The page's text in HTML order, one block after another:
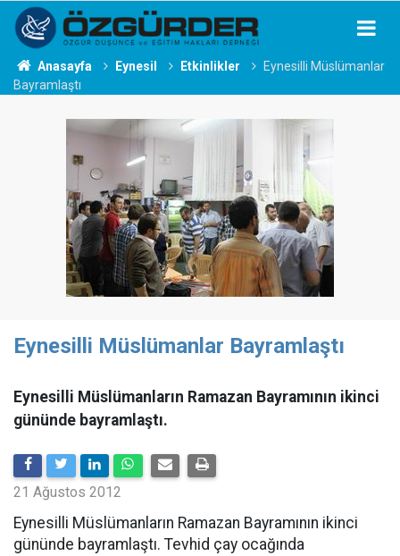
Anasayfa Eynesil Etkinlikler
Eynesilli Müslümanlar
Bayramlaştı
Eynesilli Müslümanlar Bayramlaştı
Eynesilli Müslümanların Ramazan Bayramının ikinci
gününde bayramlaştı.
21 Ağustos 2012
Eynesilli Müslümanların Ramazan Bayramının ikinci
gününde bayramlaştı. Tevhid çay ocağında